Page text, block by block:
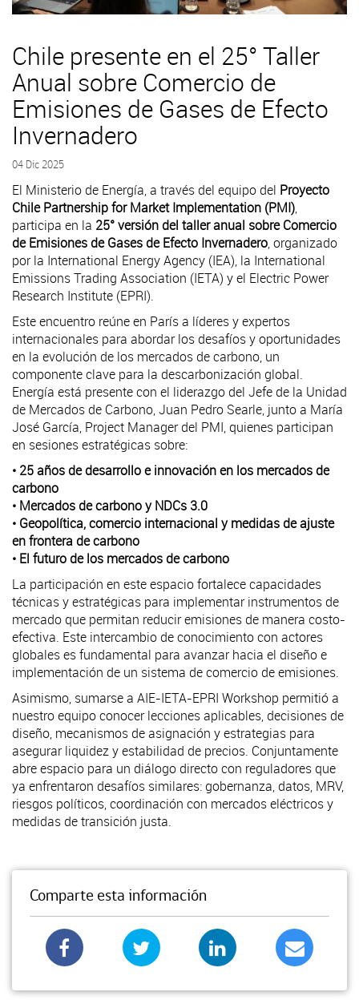
Chile presente en el 25° Taller
Anual sobre Comercio de
Emisiones de Gases de Efecto
Invernadero
04 Dic 2025
El Ministerio de Energía, a través del equipo del Proyecto
Chile Partnership for Market Implementation (PMI),
participa en la 25° versión del taller anual sobre Comercio
de Emisiones de Gases de Efecto Invernadero, organizado
por la International Energy Agency (IEA), la International
Emissions Trading Association (IETA) y el Electric Power
Research Institute (EPRI).
Este encuentro reúne en París a líderes y expertos
internacionales para abordar los desafíos y oportunidades
en la evolución de los mercados de carbono, un
componente clave para la descarbonización global.
Energía está presente con el liderazgo del Jefe de la Unidad
de Mercados de Carbono, Juan Pedro Searle, junto a María
José García, Project Manager del PMI, quienes participan
en sesiones estratégicas sobre:
• 25 años de desarrollo e innovación en los mercados de
carbono
• Mercados de carbono y NDCs 3.0
• Geopolítica, comercio internacional y medidas de ajuste
en frontera de carbono
• El futuro de los mercados de carbono
La participación en este espacio fortalece capacidades
técnicas y estratégicas para implementar instrumentos de
mercado que permitan reducir emisiones de manera costo-
efectiva. Este intercambio de conocimiento con actores
globales es fundamental para avanzar hacia el diseño e
implementación de un sistema de comercio de emisiones.
Asimismo, sumarse a AIE-IETA-EPRI Workshop permitió a
nuestro equipo conocer lecciones aplicables, decisiones de
diseño, mecanismos de asignación y estrategias para
asegurar liquidez y estabilidad de precios. Conjuntamente
abre espacio para un diálogo directo con reguladores que
ya enfrentaron desafíos similares: gobernanza, datos, MRV,
riesgos políticos, coordinación con mercados eléctricos y
medidas de transición justa.
Comparte esta información